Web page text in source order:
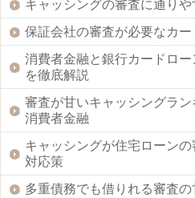
キャッシングの審査に通り
保証会社の審査が必要なカー
消費者金融と銀行カードロ
を徹底解説
審査が甘いキャッシングラ
消費者金融
キャッシングが住宅ローン
対応策
多重債務でも借りれる審査